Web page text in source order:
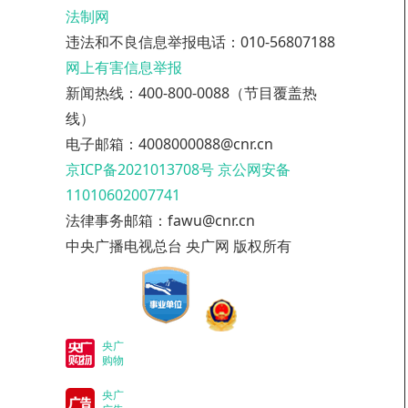
法制网
违法和不良信息举报电话：010-56807188
网上有害信息举报
新闻热线：400-800-0088（节目覆盖热
线）
电子邮箱：4008000088@cnr.cn
京ICP备2021013708号京公网安备
11010602007741
法律事务邮箱：fawu@cnr.cn
中央广播电视总台 央广网 版权所有
央广
购物
央广